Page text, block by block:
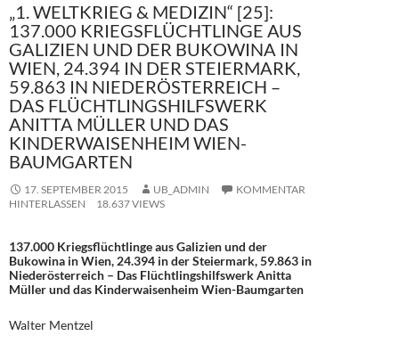
„1. WELTKRIEG & MEDIZIN“ [25]:
137.000 KRIEGSFLÜCHTLINGE AUS
GALIZIEN UND DER BUKOWINA IN
WIEN, 24.394 IN DER STEIERMARK,
59.863 IN NIEDERÖSTERREICH –
DAS FLÜCHTLINGSHILFSWERK
ANITTA MÜLLER UND DAS
KINDERWAISENHEIM WIEN-
BAUMGARTEN
17. SEPTEMBER 2015 UB_ADMIN
KOMMENTAR
HINTERLASSEN
18.637 VIEWS
137.000 Kriegsflüchtlinge aus Galizien und der
Bukowina in Wien, 24.394 in der Steiermark, 59.863 in
Niederösterreich – Das Flüchtlingshilfswerk Anitta
Müller und das Kinderwaisenheim Wien-Baumgarten
Walter Mentzel